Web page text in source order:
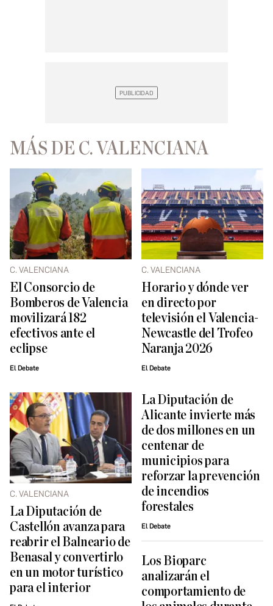
MÁS DE C. VALENCIANA
C. VALENCIANA
El Consorcio de
Bomberos de Valencia
movilizará 182
efectivos ante el
eclipse
El Debate
C. VALENCIANA
Horario y dónde ver
en directo por
televisión el Valencia-
Newcastle del Trofeo
Naranja 2026
El Debate
C. VALENCIANA
La Diputación de
Castellón avanza para
reabrir el Balneario de
Benasal y convertirlo
en un motor turístico
para el interior
La Diputación de
Alicante invierte más
de dos millones en un
centenar de
municipios para
reforzar la prevención
de incendios
forestales
El Debate
Los Bioparc
analizarán el
comportamiento de